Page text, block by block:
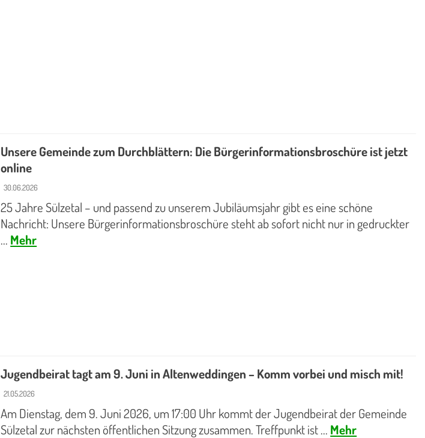
Unsere Gemeinde zum Durchblättern: Die Bürgerinformationsbroschüre ist jetzt
online
30.06.2026
25 Jahre Sülzetal – und passend zu unserem Jubiläumsjahr gibt es eine schöne
Nachricht: Unsere Bürgerinformationsbroschüre steht ab sofort nicht nur in gedruckter
... Mehr
Jugendbeirat tagt am 9. Juni in Altenweddingen – Komm vorbei und misch mit!
21.05.2026
Am Dienstag, dem 9. Juni 2026, um 17:00 Uhr kommt der Jugendbeirat der Gemeinde
Sülzetal zur nächsten öffentlichen Sitzung zusammen. Treffpunkt ist ... Mehr